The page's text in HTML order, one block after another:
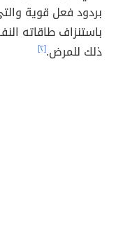
بردود فعل قوية
باستنزاف طاقاته
ذلك للمرض.[٢]